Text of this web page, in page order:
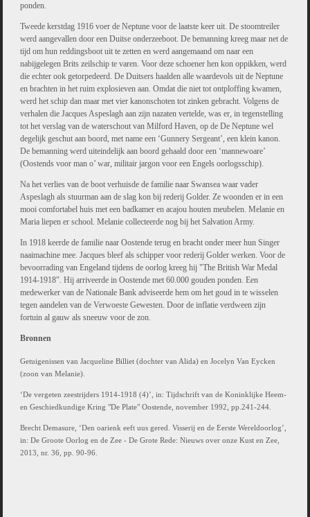
ponden.
Tweede kerstdag 1916 voer de Neptune voor de laatste keer uit. De stoomtreiler
werd aangevallen door een Duitse onderzeeboot. De bemanning kreeg maar net de
tijd om hun reddingsboot uit te zetten en werd aangemaand om naar een
nabijgelegen Brits zeilschip te varen. Voor deze schoener hen kon oppikken, werd
die echter ook getorpedeerd. De Duitsers haalden alle waardevols uit de Neptune
en brachten in het ruim explosieven aan. Omdat die niet tot ontploffing kwamen,
werd het schip dan maar met vier kanonschoten tot zinken gebracht. Volgens de
verhalen die Jacques Aspeslagh aan zijn nazaten vertelde, was er, in tegenstelling
tot het verslag van de waterschout van Milford Haven, op de De Neptune wel
degelijk geschut aan boord, met name een ‘Gunnery Sergeant’, een klein kanon.
De bemanning werd uiteindelijk aan boord gehaald door een ‘mannewoare’
(Oostends voor man o’ war, militair jargon voor een Engels oorlogsschip).
Na het verlies van de boot verhuisde de familie naar Swansea waar vader
Aspeslagh als stuurman aan de slag kon bij rederij Golder. Ze woonden er in een
mooi comfortabel huis met een badkamer en acajou houten meubelen. Melanie en
Maria liepen er school. Melanie collecteerde nog bij het Salvation Army.
In 1918 keerde de familie naar Oostende terug en bracht onder meer hun Singer
naaimachine mee. Jacques bleef als schipper voor rederij Golder werken. Voor de
bevoorrading van Engeland tijdens de oorlog kreeg hij "The British War Medal
1914-1918". Hij arriveerde in Oostende met 60.000 gouden ponden. Een
medewerker van de Nationale Bank adviseerde hem om het goud in te wisselen
tegen aandelen van de Verwoeste Gewesten. Door de inflatie verdween zijn
fortuin al gauw als sneeuw voor de zon.
Bronnen
Getuigenissen van Jacqueline Billiet (dochter van Alida) en Jocelyn Van Eycken
(zoon van Melanie).
‘De vergeten zeestrijders 1914-1918 (4)’, in: Tijdschrift van de Koninklijke Heem-
en Geschiedkundige Kring "De Plate" Oostende, november 1992, pp.241-244.
Brecht Demasure, ‘Den oarienk eeft uus gered. Visserij en de Eerste Wereldoorlog’,
in: De Groote Oorlog en de Zee - De Grote Rede: Nieuws over onze Kust en Zee,
2013, nr. 36, pp. 90-96.